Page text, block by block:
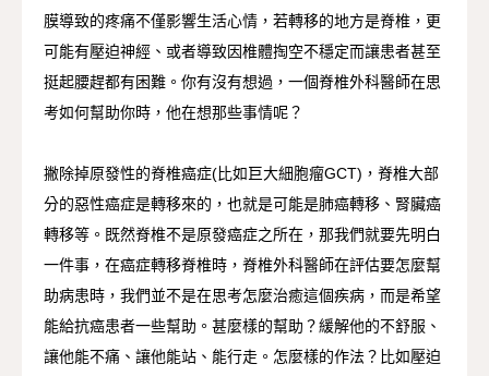
膜導致的疼痛不僅影響生活心情，若轉移的地方是脊椎，更
可能有壓迫神經、或者導致因椎體掏空不穩定而讓患者甚至
挺起腰趕都有困難。你有沒有想過，一個脊椎外科醫師在思
考如何幫助你時，他在想那些事情呢？
撇除掉原發性的脊椎癌症(比如巨大細胞瘤GCT)，脊椎大部
分的惡性癌症是轉移來的，也就是可能是肺癌轉移、腎臟癌
轉移等。既然脊椎不是原發癌症之所在，那我們就要先明白
一件事，在癌症轉移脊椎時，脊椎外科醫師在評估要怎麼幫
助病患時，我們並不是在思考怎麼治癒這個疾病，而是希望
能給抗癌患者一些幫助。甚麼樣的幫助？緩解他的不舒服、
讓他能不痛、讓他能站、能行走。怎麼樣的作法？比如壓迫